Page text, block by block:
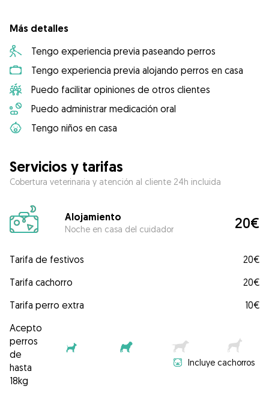
Más detalles
Tengo experiencia previa paseando perros
Tengo experiencia previa alojando perros en casa
Puedo facilitar opiniones de otros clientes
Puedo administrar medicación oral
Tengo niños en casa
Servicios y tarifas
Cobertura veterinaria y atención al cliente 24h incluida
Alojamiento
Noche en casa del cuidador 20€
Tarifa de festivos
20€
Tarifa cachorro
20€
Tarifa perro extra
10€
Acepto
perros
de
hasta
18kg
Incluye cachorros